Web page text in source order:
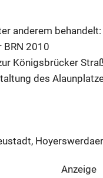
anderem behandelt:
BRN 2010
Königsbrücker
des
Anzeige